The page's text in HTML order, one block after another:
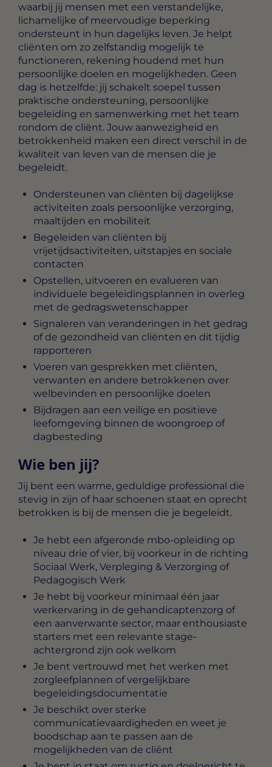
waarbij jij mensen met een verstandelijke,
lichamelijke of meervoudige beperking
ondersteunt in hun dagelijks leven. Je helpt
cliënten om zo zelfstandig mogelijk te
functioneren, rekening houdend met hun
persoonlijke doelen en mogelijkheden. Geen
dag is hetzelfde: jij schakelt soepel tussen
praktische ondersteuning, persoonlijke
begeleiding en samenwerking met het team
rondom de cliënt. Jouw aanwezigheid en
betrokkenheid maken een direct verschil in de
kwaliteit van leven van de mensen die je
begeleidt.
Ondersteunen van cliënten bij dagelijkse
activiteiten zoals persoonlijke verzorging,
maaltijden en mobiliteit
Begeleiden van cliënten bij
vrijetijdsactiviteiten, uitstapjes en sociale
contacten
Opstellen, uitvoeren en evalueren van
individuele begeleidingsplannen in overleg
met de gedragswetenschapper
Signaleren van veranderingen in het gedrag
of de gezondheid van cliënten en dit tijdig
rapporteren
Voeren van gesprekken met cliënten,
verwanten en andere betrokkenen over
welbevinden en persoonlijke doelen
Bijdragen aan een veilige en positieve
leefomgeving binnen de woongroep of
dagbesteding
Wie ben jij?
Jij bent een warme, geduldige professional die
stevig in zijn of haar schoenen staat en oprecht
betrokken is bij de mensen die je begeleidt.
Je hebt een afgeronde mbo-opleiding op
niveau drie of vier, bij voorkeur in de richting
Sociaal Werk, Verpleging & Verzorging of
Pedagogisch Werk
Je hebt bij voorkeur minimaal één jaar
werkervaring in de gehandicaptenzorg of
een aanverwante sector, maar enthousiaste
starters met een relevante stage-
achtergrond zijn ook welkom
Je bent vertrouwd met het werken met
zorgleefplannen of vergelijkbare
begeleidingsdocumentatie
Je beschikt over sterke
communicatievaardigheden en weet je
boodschap aan te passen aan de
mogelijkheden van de cliënt